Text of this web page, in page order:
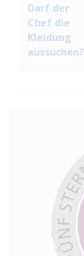
Darf der
Chef die
Kleidung
aussuchen?